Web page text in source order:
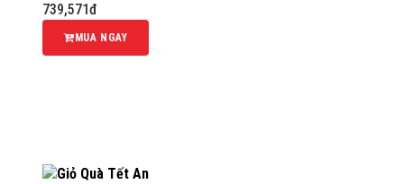
739,571đ
MUA NGAY